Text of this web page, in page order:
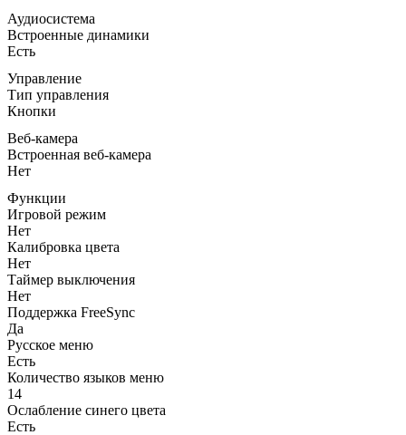
Аудиосистема
Встроенные динамики
Есть
Управление
Тип управления
Кнопки
Веб-камера
Встроенная веб-камера
Нет
Функции
Игровой режим
Нет
Калибровка цвета
Нет
Таймер выключения
Нет
Поддержка FreeSync
Да
Русское меню
Есть
Количество языков меню
14
Ослабление синего цвета
Есть